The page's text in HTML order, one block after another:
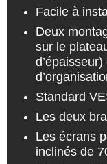
Facile à
Deux
sur le
Standard
Les deux
Les écrans
inclinés de